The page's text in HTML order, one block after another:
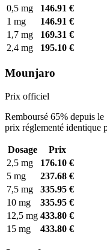
0,5 mg
146.91 €
1 mg
146.91 €
1,7 mg
169.31 €
2,4 mg
195.10 €
Mounjaro
Prix officiel
Remboursé 65% depuis
prix réglementé identique
Dosage
Prix
2,5 mg
176.10 €
5 mg
237.68 €
7,5 mg
335.95 €
10 mg
335.95 €
12,5 mg 433.80 €
15 mg
433.80 €